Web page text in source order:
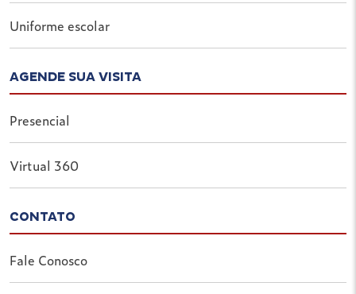
Uniforme escolar
AGENDE SUA VISITA
Presencial
Virtual 360
CONTATO
Fale Conosco